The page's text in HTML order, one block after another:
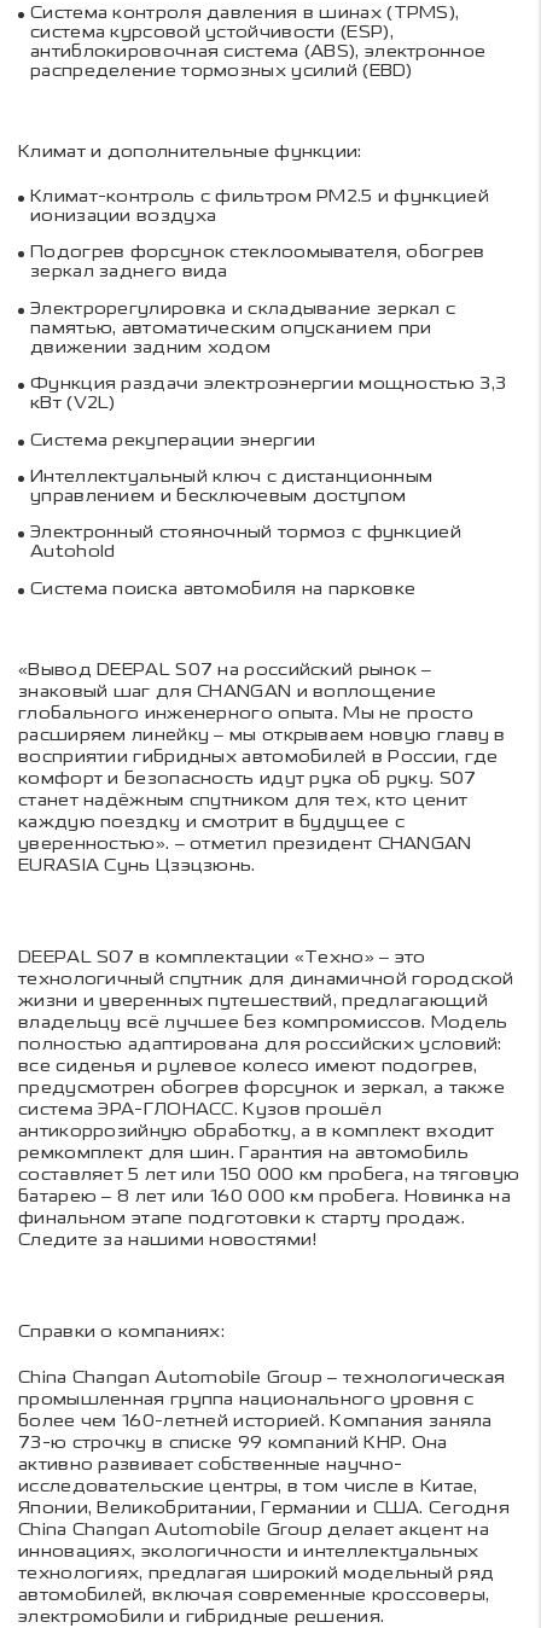
Система контроля давления в шинах (TPMS),
система курсовой устойчивости (ESP),
антиблокировочная система (ABS), электронное
распределение тормозных усилий (EBD)
Климат и дополнительные функции:
Климат-контроль с фильтром PM2.5 и функцией
ионизации воздуха
Подогрев форсунок стеклоомывателя, обогрев
зеркал заднего вида
Электрорегулировка и складывание зеркал с
памятью, автоматическим опусканием при
движении задним ходом
Функция раздачи электроэнергии мощностью 3,3
кВт (V2L)
Система рекуперации энергии
Интеллектуальный ключ с дистанционным
управлением и бесключевым доступом
Электронный стояночный тормоз с функцией
Autohold
Система поиска автомобиля на парковке
«Вывод DEEPAL S07 на российский рынок –
знаковый шаг для CHANGAN и воплощение
глобального инженерного опыта. Мы не просто
расширяем линейку – мы открываем новую главу в
восприятии гибридных автомобилей в России, где
комфорт и безопасность идут рука об руку. S07
станет надёжным спутником для тех, кто ценит
каждую поездку и смотрит в будущее с
уверенностью». – отметил президент CHANGAN
EURASIA Сунь Цзэцзюнь.
DEEPAL S07 в комплектации «Техно» – это
технологичный спутник для динамичной городской
жизни и уверенных путешествий, предлагающий
владельцу всё лучшее без компромиссов. Модель
полностью адаптирована для российских условий:
все сиденья и рулевое колесо имеют подогрев,
предусмотрен обогрев форсунок и зеркал, а также
система ЭРА-ГЛОНАСС. Кузов прошёл
антикоррозийную обработку, а в комплект входит
ремкомплект для шин. Гарантия на автомобиль
составляет 5 лет или 150 000 км пробега, на тяговую
батарею – 8 лет или 160 000 км пробега. Новинка на
финальном этапе подготовки к старту продаж.
Следите за нашими новостями!
Справки о компаниях:
China Changan Automobile Group – технологическая
промышленная группа национального уровня с
более чем 160-летней историей. Компания заняла
73-ю строчку в списке 99 компаний КНР. Она
активно развивает собственные научно-
исследовательские центры, в том числе в Китае,
Японии, Великобритании, Германии и США. Сегодня
China Changan Automobile Group делает акцент на
инновациях, экологичности и интеллектуальных
технологиях, предлагая широкий модельный ряд
автомобилей, включая современные кроссоверы,
электромобили и гибридные решения.